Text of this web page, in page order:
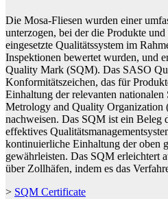
Die Mosa-Fliesen wurden einer
unterzogen, bei der die Produkte
eingesetzte Qualitätssystem im
Inspektionen bewertet wurden, und
Quality Mark (SQM). Das SASO
Konformitätszeichen, das für
Einhaltung der relevanten nationalen
Metrology and Quality Organization
nachweisen. Das SQM ist ein Beleg
effektives
kontinuierliche Einhaltung der oben
gewährleisten. Das SQM erleichtert
über Zollhäfen, indem es das
> SQM Certificate